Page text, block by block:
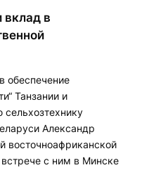
вклад в
обеспечение
Танзании и
сельхозтехнику
Александр
восточноафриканской
с ним в Минске